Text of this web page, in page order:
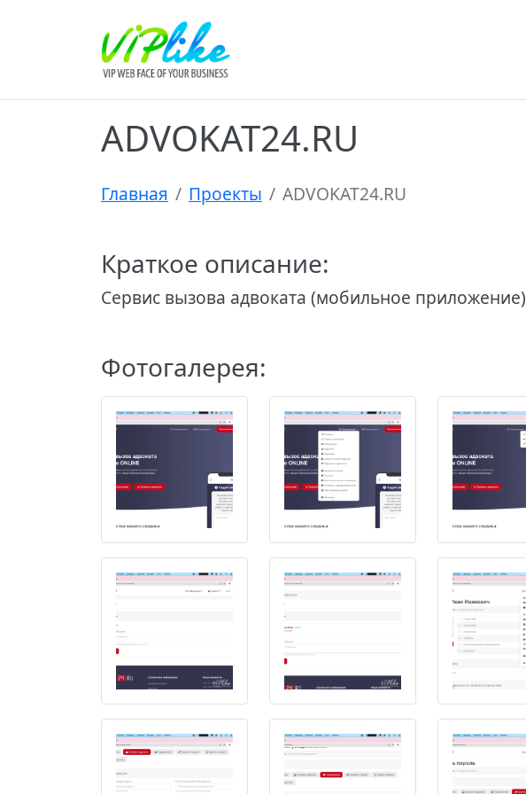
ADVOKAT24.RU
Главная Проекты ADVOKAT24.RU
Краткое описание:
Сервис вызова адвоката (мобильное приложение)
Фотогалерея: